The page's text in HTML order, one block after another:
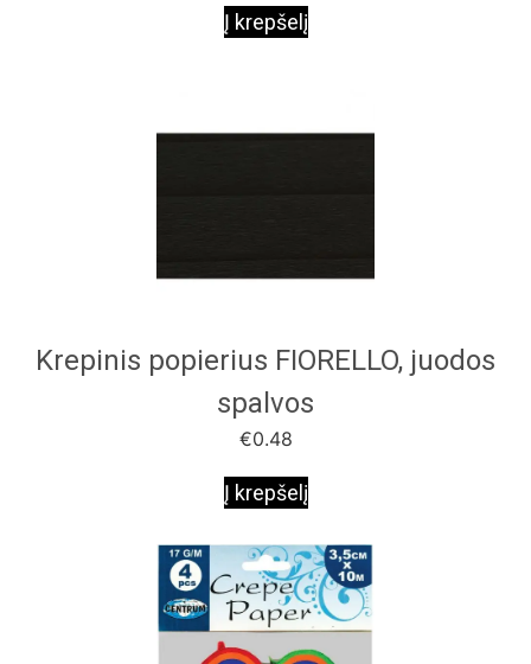
Į krepšelį
Krepinis popierius FIORELLO, juodos
spalvos
€0.48
Į krepšelį